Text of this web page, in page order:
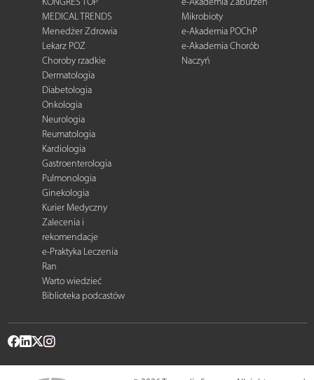
MEDICAL TRENDS
Menedżer Zdrowia
Lekarz POZ
Choroby rzadkie
Dermatologia
Diabetologia
Onkologia
Neurologia
Reumatologia
Kardiologia
Gastroenterologia
Pulmonologia
Ginekologia
Kurier Medyczny
Zalecenia i
rekomendacje
e-Praktyka Leczenia
Ran
Warto wiedzieć
Biblioteka podcastów
Mikrobioty
e-Akademia POChP
e-Akademia Chorób
Naczyń